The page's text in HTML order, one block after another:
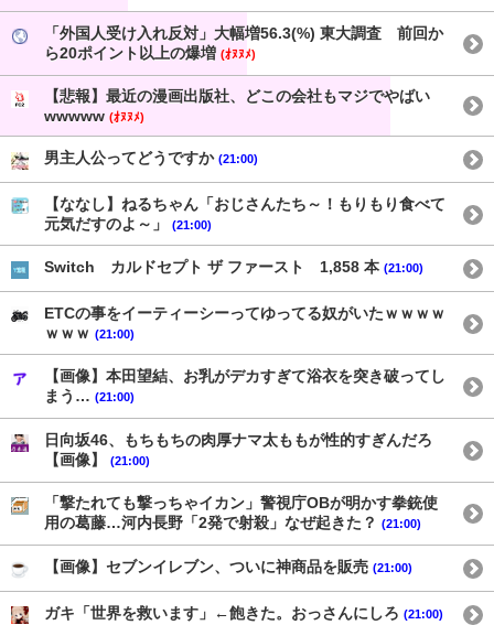
「外国人受け入れ反対」大幅増56.3(%) 東大調査 前回か
ら20ポイント以上の爆増 (ｵﾇﾇﾒ)
【悲報】最近の漫画出版社、どこの会社もマジでやばい
wwwww (ｵﾇﾇﾒ)
男主人公ってどうですか (21:00)
【ななし】ねるちゃん「おじさんたち～！もりもり食べて
元気だすのよ～」
(21:00)
Switch カルドセプト ザ ファースト 1,858 本 (21:00)
ETCの事をイーティーシーってゆってる奴がいたｗｗｗｗ
ｗｗｗ (21:00)
【画像】本田望結、お乳がデカすぎて浴衣を突き破ってし
まう… (21:00)
日向坂46、もちもちの肉厚ナマ太ももが性的すぎんだろ
【画像】
(21:00)
「撃たれても撃っちゃイカン」警視庁OBが明かす拳銃使
用の葛藤…河内長野「2発で射殺」なぜ起きた？ (21:00)
【画像】セブンイレブン、ついに神商品を販売 (21:00)
ガキ「世界を救います」←飽きた。おっさんにしろ (21:00)